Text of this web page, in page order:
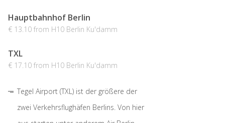
Hauptbahnhof Berlin
€ 13.10 from H10 Berlin Ku'damm
TXL
€ 17.10 from H10 Berlin Ku'damm
Tegel Airport (TXL) ist der größere der
zwei Verkehrsflughäfen Berlins. Von hier